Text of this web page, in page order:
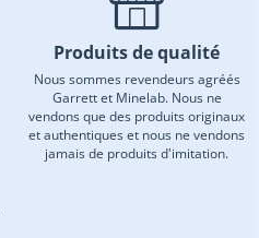
Produits de qualité
Nous sommes revendeurs agréés
Garrett et Minelab. Nous ne
vendons que des produits originaux
et authentiques et nous ne vendons
jamais de produits d'imitation.